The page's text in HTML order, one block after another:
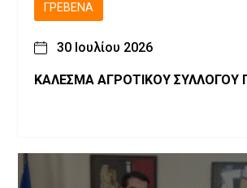
ΓΡΕΒΕΝΆ
30 Ιουλίου 2026
ΚΑΛΕΣΜΑ ΑΓΡΟΤΙΚΟΥ ΣΥΛΛΟΓΟΥ